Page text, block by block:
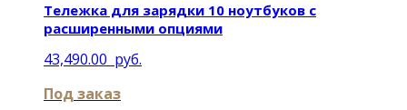
Тележка для зарядки 10 ноутбуков с
расширенными опциями
43,490.00 руб.
Под заказ